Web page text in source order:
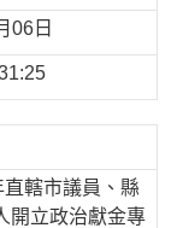
06日
轄市議員、縣
開立政治獻金專